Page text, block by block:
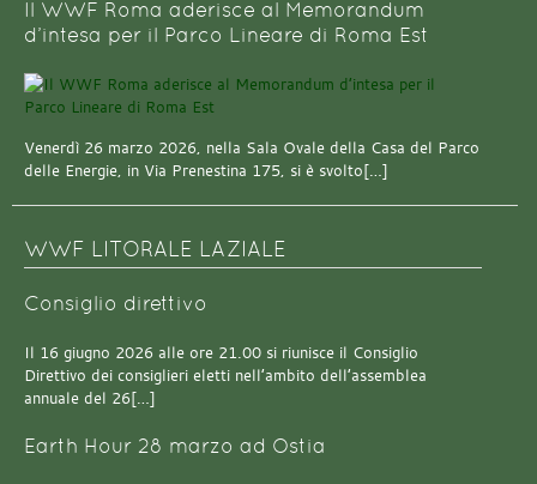
Il WWF Roma aderisce al Memorandum
d’intesa per il Parco Lineare di Roma Est
Venerdì 26 marzo 2026, nella Sala Ovale della Casa del Parco
delle Energie, in Via Prenestina 175, si è svolto[…]
WWF LITORALE LAZIALE
Consiglio direttivo
Il 16 giugno 2026 alle ore 21.00 si riunisce il Consiglio
Direttivo dei consiglieri eletti nell’ambito dell’assemblea
annuale del 26[…]
Earth Hour 28 marzo ad Ostia